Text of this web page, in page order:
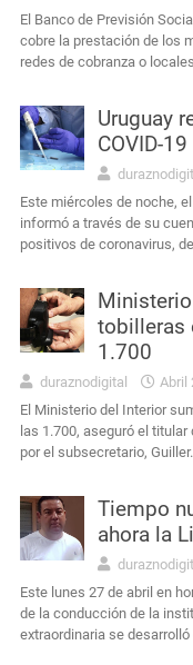
El Banco de Previsión
cobre la prestación de los
redes de cobranza o
Uruguay
COVID-19
Este miércoles de noche,
informó a través de su
positivos de coronavirus,
tobilleras
1.700
duraznodigital Abril
El Ministerio del Interior
las 1.700, aseguró el
por el subsecretario,
Tiempo
ahora la
Este lunes 27 de abril en
de la conducción de la
extraordinaria se desarrolló